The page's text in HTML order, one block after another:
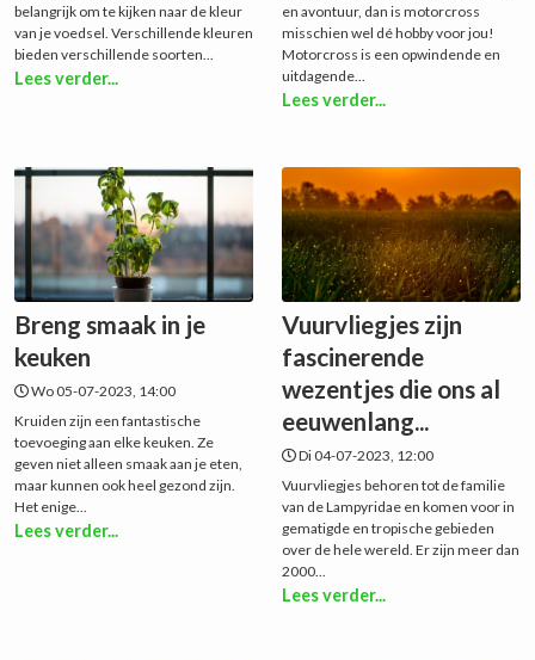
belangrijk om te kijken naar de kleur
van je voedsel. Verschillende kleuren
bieden verschillende soorten...
Lees verder...
en avontuur, dan is motorcross
misschien wel dé hobby voor jou!
Motorcross is een opwindende en
uitdagende...
Lees verder...
Breng smaak in je
keuken
Wo 05-07-2023, 14:00
Kruiden zijn een fantastische
toevoeging aan elke keuken. Ze
geven niet alleen smaak aan je eten,
maar kunnen ook heel gezond zijn.
Het enige...
Lees verder...
Vuurvliegjes zijn
fascinerende
wezentjes die ons al
eeuwenlang...
Di 04-07-2023, 12:00
Vuurvliegjes behoren tot de familie
van de Lampyridae en komen voor in
gematigde en tropische gebieden
over de hele wereld. Er zijn meer dan
2000...
Lees verder...